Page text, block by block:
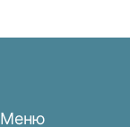
Меню